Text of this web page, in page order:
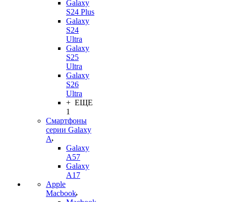
Galaxy
S24 Plus
Galaxy
S24
Ultra
Galaxy
S25
Ultra
Galaxy
S26
Ultra
+ ЕЩЕ
1
Смартфоны
серии Galaxy
A
Galaxy
A57
Galaxy
A17
Apple
Macbook